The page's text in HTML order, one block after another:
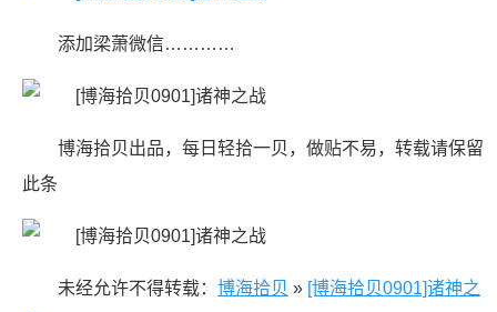
添加梁萧微信…………
博海拾贝出品，每日轻拾一贝，做贴不易，转载请保留
此条
未经允许不得转载： 博海拾贝 » [博海拾贝0901]诸神之